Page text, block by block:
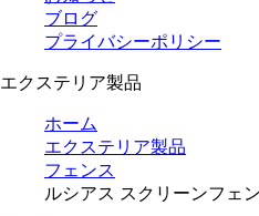
ブログ
プライバシーポリシー
エクステリア製品
ホーム
エクステリア製品
フェンス
ルシアス スクリーンフェ